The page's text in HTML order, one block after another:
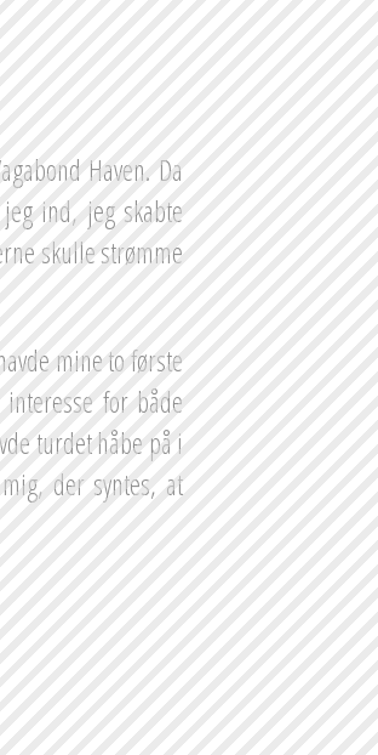
Haven. Da
ind, jeg skabte
skulle strømme
mine to første
for både
turdet håbe på i
der syntes, at